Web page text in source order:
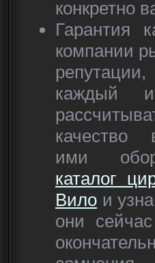
конкретно
Гарантия
компании
каждый
качество
ими
каталог
Вило и
они